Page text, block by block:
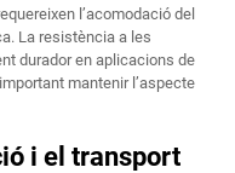
l’acomodació del
La resistència a les
durador en aplicacions de
mantenir l’aspecte
i el transport